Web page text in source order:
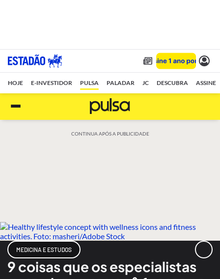
HOJE E-INVESTIDOR PULSA PALADAR JC DESCUBRA ASSINE
CONTINUA APÓS A PUBLICIDADE
MEDICINA E ESTUDOS
9 coisas que os especialistas